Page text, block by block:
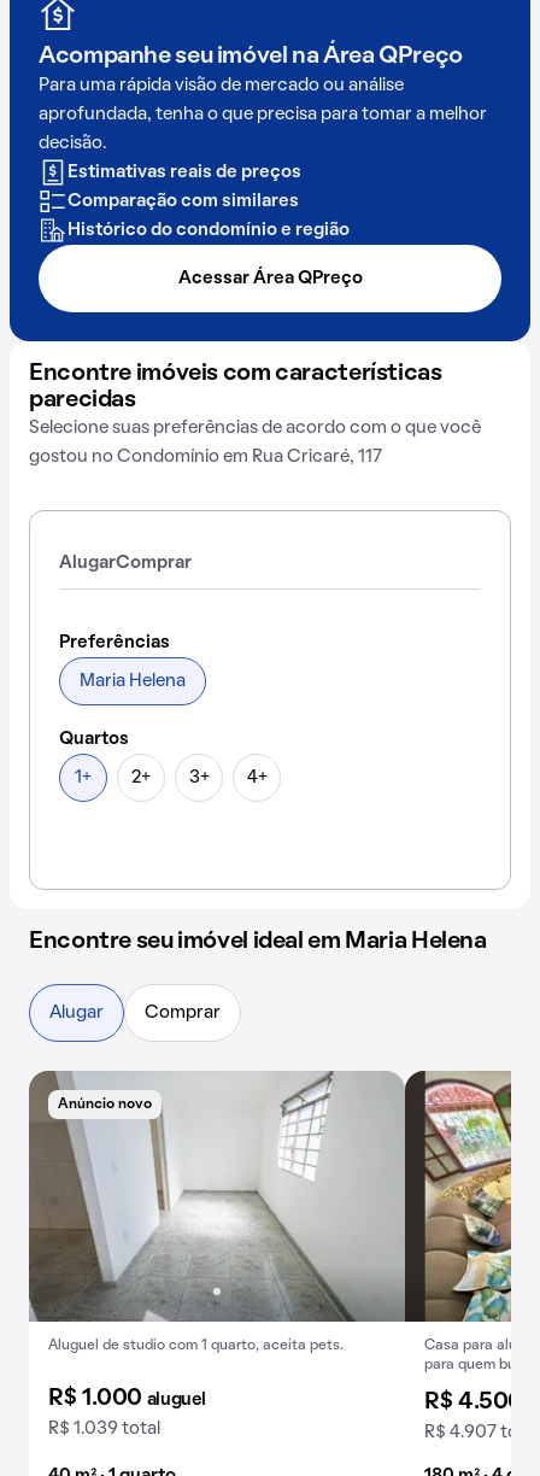
Acompanhe seu imóvel na Área QPreço
Para uma rápida visão de mercado ou análise
aprofundada, tenha o que precisa para tomar a melhor
decisão.
Estimativas reais de preços
Comparação com similares
Histórico do condomínio e região
Acessar Área QPreço
Encontre imóveis com características
parecidas
Selecione suas preferências de acordo com o que você
gostou no Condomínio em Rua Cricaré, 117
AlugarComprar
Preferências
Maria Helena
Quartos
1+ 2+ 3+ 4+
Encontre seu imóvel ideal em Maria Helena
Anúncio novo
Aluguel de studio com 1 quarto, aceita pets.
R$ 1.000 aluguel
R$ 1.039 total
Casa para
para quem
R$ 4.500
R$ 4.907 total
Alugar Comprar